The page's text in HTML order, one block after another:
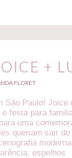
+
FLORET
São Paulo! Joice
festa para
uma
queriam sair do
espelhos